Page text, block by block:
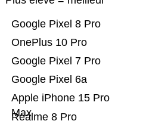
Realme 8 Pro
Apple iPhone 15 Pro
Max
Google Pixel 6a
Google Pixel 7 Pro
OnePlus 10 Pro
Google Pixel 8 Pro